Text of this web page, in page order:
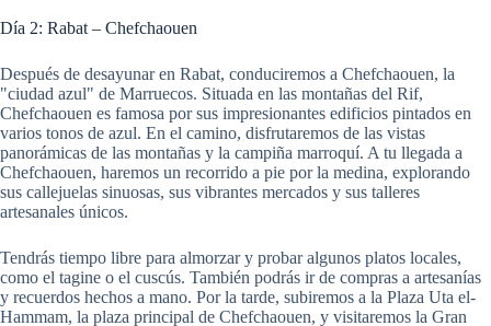
Día 2: Rabat – Chefchaouen
Después de desayunar en Rabat, conduciremos a Chefchaouen, la
"ciudad azul" de Marruecos. Situada en las montañas del Rif,
Chefchaouen es famosa por sus impresionantes edificios pintados en
varios tonos de azul. En el camino, disfrutaremos de las vistas
panorámicas de las montañas y la campiña marroquí. A tu llegada a
Chefchaouen, haremos un recorrido a pie por la medina, explorando
sus callejuelas sinuosas, sus vibrantes mercados y sus talleres
artesanales únicos.
Tendrás tiempo libre para almorzar y probar algunos platos locales,
como el tagine o el cuscús. También podrás ir de compras a artesanías
y recuerdos hechos a mano. Por la tarde, subiremos a la Plaza Uta el-
Hammam, la plaza principal de Chefchaouen, y visitaremos la Gran